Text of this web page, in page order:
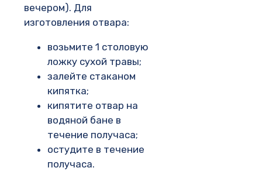
вечером). Для
изготовления отвара:
возьмите 1 столовую
ложку сухой травы;
залейте стаканом
кипятка;
кипятите отвар на
водяной бане в
течение получаса;
остудите в течение
получаса.